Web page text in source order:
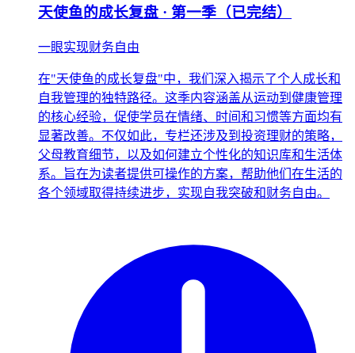
天使鱼的成长复盘 · 第一季（已完结）
一眼实现财务自由
在"天使鱼的成长复盘"中，我们深入揭示了个人成长和
自我管理的独特路径。这季内容涵盖从运动到健康管理
的核心经验，促使学员在情绪、时间和习惯等方面均有
显著改善。不仅如此，专栏还涉及到投资理财的策略，
父母教育细节，以及如何建立个性化的知识库和生活体
系。旨在为读者提供可操作的方案，帮助他们在生活的
各个领域取得持续进步，实现自我突破和财务自由。